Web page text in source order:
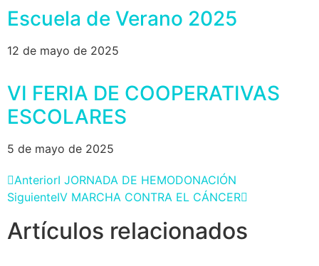
Escuela de Verano 2025
12 de mayo de 2025
VI FERIA DE COOPERATIVAS
ESCOLARES
5 de mayo de 2025
AnteriorI JORNADA DE HEMODONACIÓN
SiguienteIV MARCHA CONTRA EL CÁNCER
Artículos relacionados